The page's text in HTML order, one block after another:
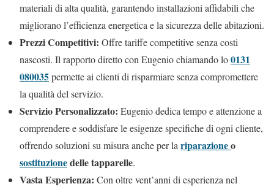
materiali di alta qualità, garantendo installazioni affidabili che
migliorano l’efficienza energetica e la sicurezza delle abitazioni.
Prezzi Competitivi: Offre tariffe competitive senza costi
nascosti. Il rapporto diretto con Eugenio chiamando lo0131
080035permette ai clienti di risparmiare senza compromettere
la qualità del servizio.
Servizio Personalizzato: Eugenio dedica tempo e attenzione a
comprendere e soddisfare le esigenze specifiche di ogni cliente,
offrendo soluzioni su misura anche per la riparazioneo
sostituzionedelle tapparelle.
Vasta Esperienza: Con oltre vent’anni di esperienza nel